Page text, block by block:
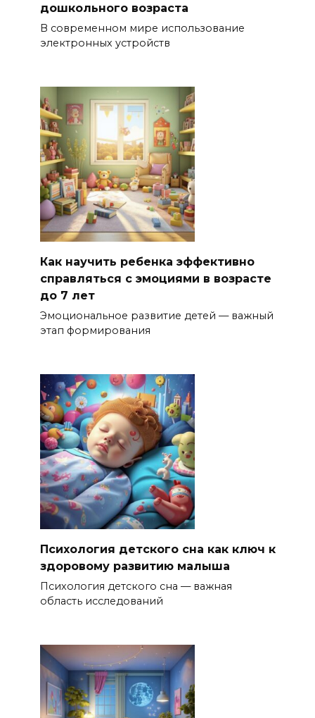
дошкольного возраста
В современном мире использование
электронных устройств
Как научить ребенка эффективно
справляться с эмоциями в возрасте
до 7 лет
Эмоциональное развитие детей — важный
этап формирования
Психология детского сна как ключ к
здоровому развитию малыша
Психология детского сна — важная
область исследований